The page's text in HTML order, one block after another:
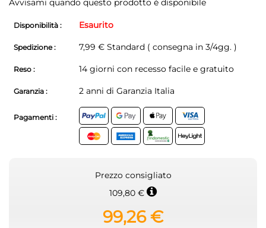
Avvisami quando questo prodotto è disponibile
Disponibilità : Esaurito
Spedizione : 7,99 € Standard ( consegna in 3/4gg. )
Reso : 14 giorni con recesso facile e gratuito
Garanzia : 2 anni di Garanzia Italia
Pagamenti :
Prezzo consigliato
109,80 €
99,26 €